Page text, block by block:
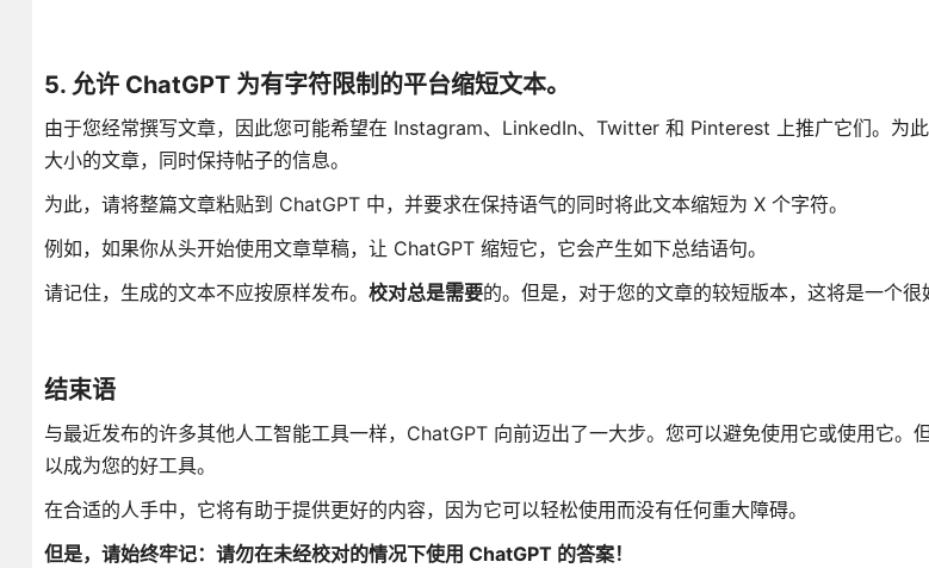
5. 允许 ChatGPT 为有字符限制的平台缩短文本。
由于您经常撰写文章，因此您可能希望在 Instagram、LinkedIn、Twitter 和 Pinterest 上推广它们。为
大小的文章，同时保持帖子的信息。
为此，请将整篇文章粘贴到 ChatGPT 中，并要求在保持语气的同时将此文本缩短为 X 个字符。
例如，如果你从头开始使用文章草稿，让 ChatGPT 缩短它，它会产生如下总结语句。
请记住，生成的文本不应按原样发布。 校对总是需要的。但是，对于您的文章的较短版本，这将是一个很
结束语
与最近发布的许多其他人工智能工具一样，ChatGPT 向前迈出了一大步。您可以避免使用它或使用它。
以成为您的好工具。
在合适的人手中，它将有助于提供更好的内容，因为它可以轻松使用而没有任何重大障碍。
但是，请始终牢记：请勿在未经校对的情况下使用 ChatGPT 的答案！